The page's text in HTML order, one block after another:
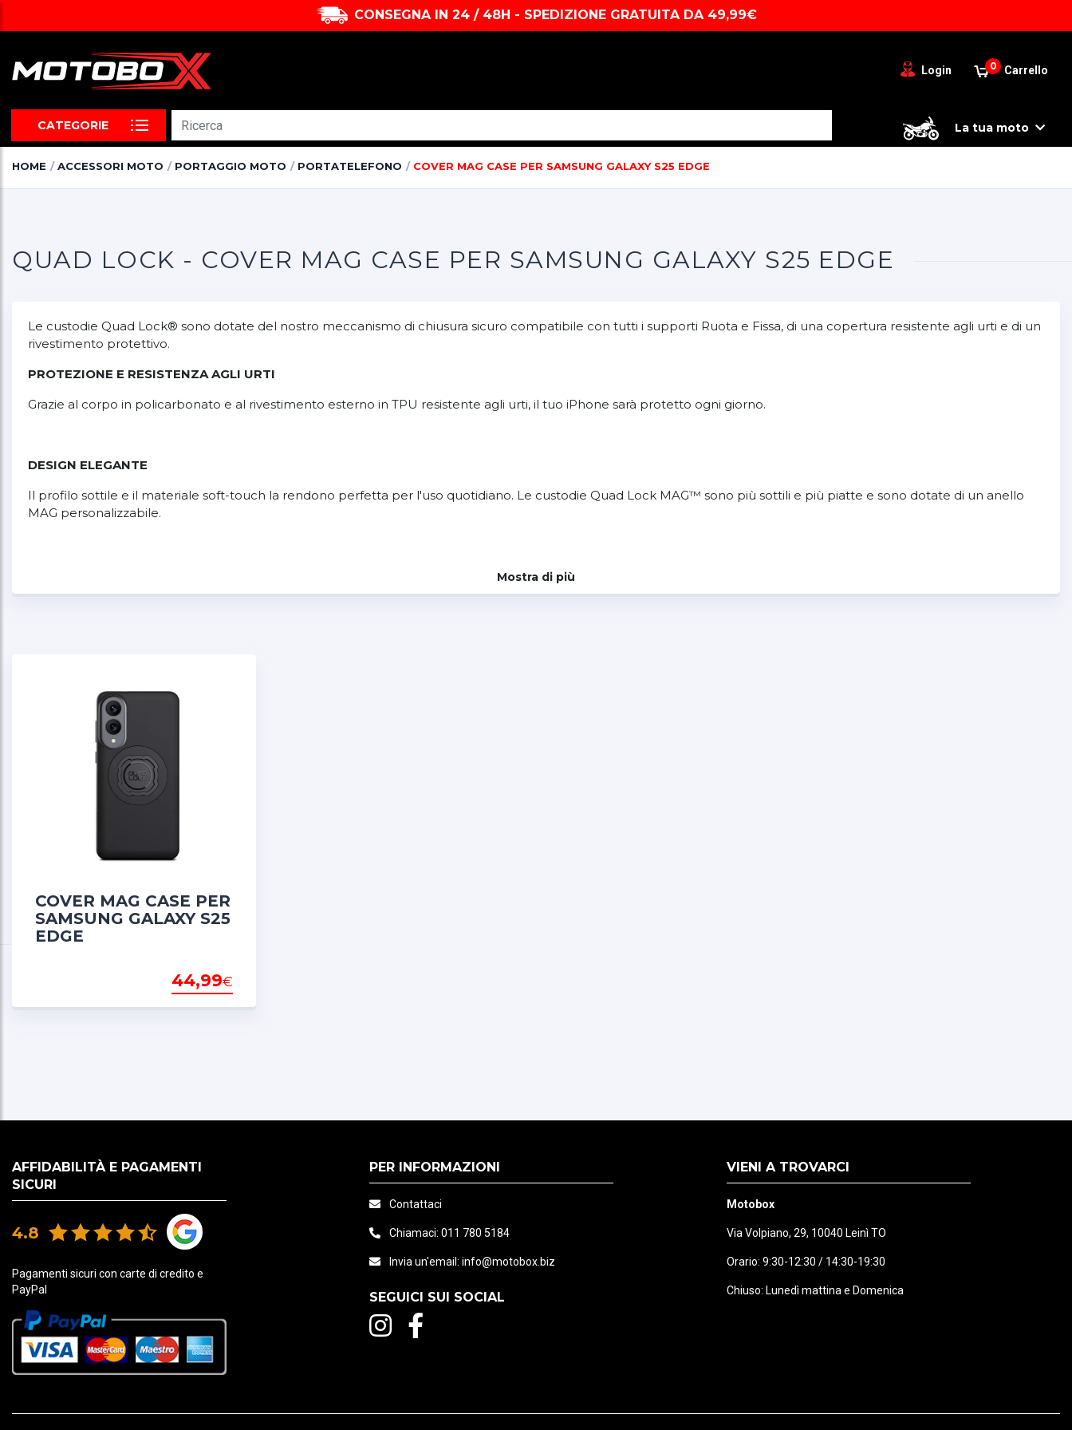
CONSEGNA IN 24 / 48H - SPEDIZIONE GRATUITA DA 49,99€
0 Carrello
Login
CATEGORIE La tua moto
HOME ACCESSORI MOTO PORTAGGIO MOTO PORTATELEFONO COVER MAG CASE PER SAMSUNG GALAXY S25 EDGE
QUAD LOCK - COVER MAG CASE PER SAMSUNG GALAXY S25 EDGE
Le custodie Quad Lock® sono dotate del nostro meccanismo di chiusura sicuro compatibile con tutti i supporti Ruota e Fissa, di una copertura resistente agli urti e di un
rivestimento protettivo.
PROTEZIONE E RESISTENZA AGLI URTI
Grazie al corpo in policarbonato e al rivestimento esterno in TPU resistente agli urti, il tuo iPhone sarà protetto ogni giorno.
DESIGN ELEGANTE
Il profilo sottile e il materiale soft-touch la rendono perfetta per l'uso quotidiano. Le custodie Quad Lock MAG™ sono più sottili e più piatte e sono dotate di un anello
MAG personalizzabile.
possono variare a seconda della marca e del modello del telefono.
Mostra di più
COVER MAG CASE PER
SAMSUNG GALAXY S25
EDGE
44,99€
AFFIDABILITÀ E PAGAMENTI
SICURI
4.8
Pagamenti sicuri con carte di credito e
PayPal
PER INFORMAZIONI
Contattaci
Chiamaci: 011 780 5184
Invia un'email: info@motobox.biz
SEGUICI SUI SOCIAL
VIENI A TROVARCI
Motobox
Via Volpiano, 29, 10040 Leinì TO
Orario: 9:30-12:30 / 14:30-19:30
Chiuso: Lunedì mattina e Domenica